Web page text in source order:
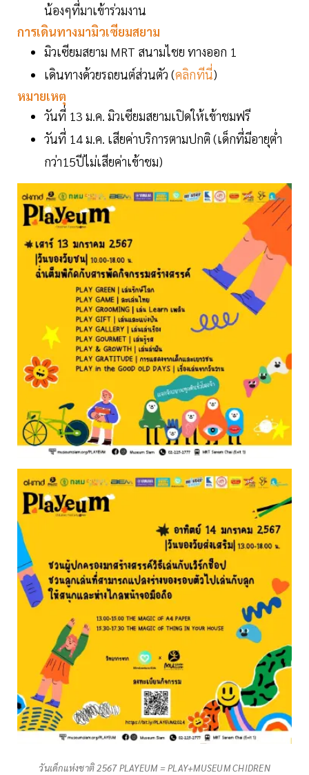
น้องๆที่มาเข้าร่วมงาน
การเดินทางมามิวเซียมสยาม
มิวเซียมสยาม MRT สนามไชย ทางออก 1
เดินทางด้วยรถยนต์ส่วนตัว (คลิกทีนี่)
หมายเหตุ
วันที่ 13 ม.ค. มิวเซียมสยามเปิดให้เข้าชมฟรี
วันที่ 14 ม.ค. เสียค่าบริการตามปกติ (เด็กที่มีอายุต่ำ
กว่า15ปีไม่เสียค่าเข้าชม)
วันเด็กแห่งชาติ 2567 PLAYEUM = PLAY+MUSEUM CHIDREN